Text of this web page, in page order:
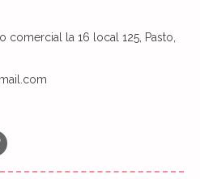
comercial la 16 local 125, Pasto,